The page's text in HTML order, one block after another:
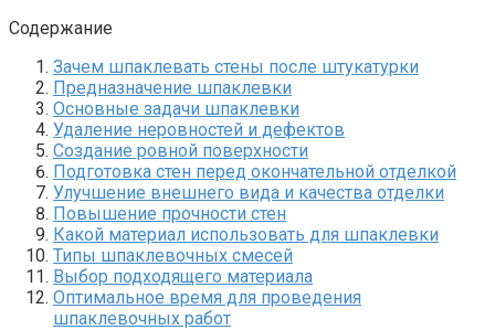
Содержание
Зачем шпаклевать стены после штукатурки
Предназначение шпаклевки
Основные задачи шпаклевки
Удаление неровностей и дефектов
Создание ровной поверхности
Подготовка стен перед окончательной отделкой
Улучшение внешнего вида и качества отделки
Повышение прочности стен
Какой материал использовать для шпаклевки
Типы шпаклевочных смесей
Выбор подходящего материала
Оптимальное время для проведения
шпаклевочных работ